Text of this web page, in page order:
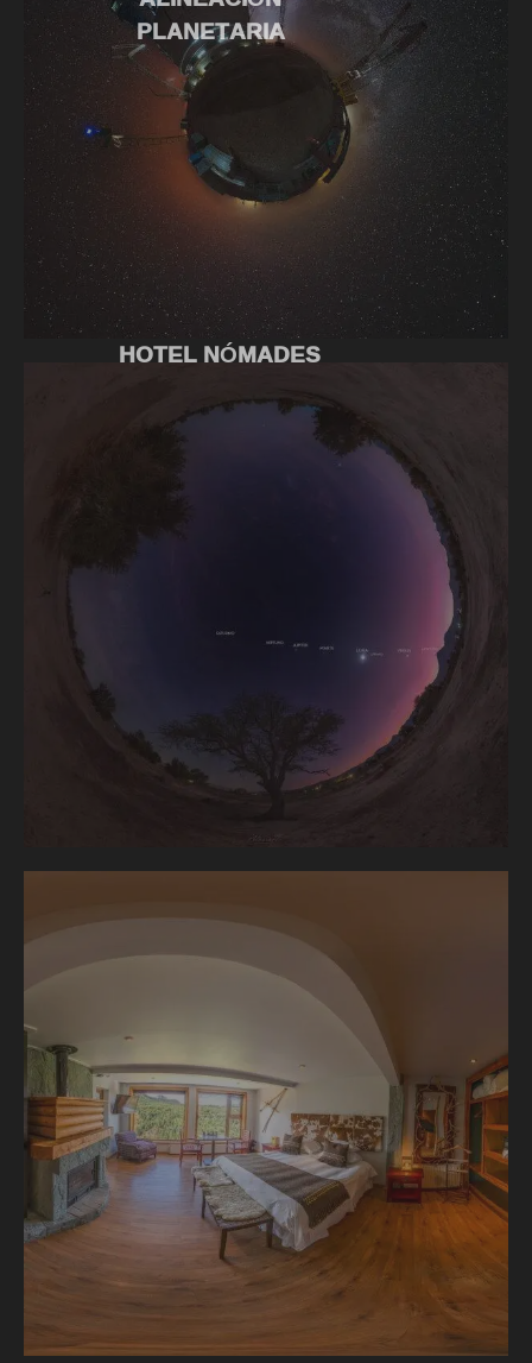
PLANETARIA
HOTEL NÓMADES